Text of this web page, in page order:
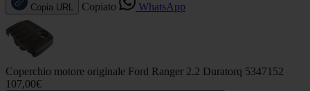
Copia URL Copiato WhatsApp
Coperchio motore originale Ford Ranger 2.2 Duratorq 5347152
107,00€